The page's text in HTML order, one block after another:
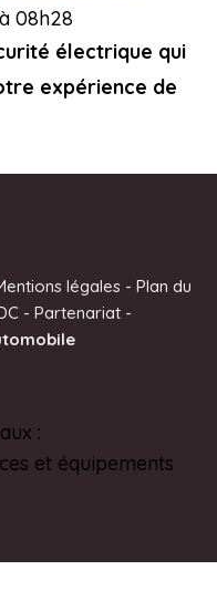
électrique qui
expérience de
08h28
légales - Plan du
- Partenariat -
:
et équipements